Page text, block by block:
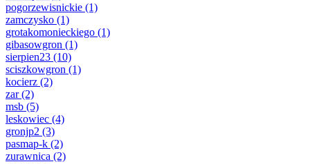
pogorzewisnickie (1)
zamczysko (1)
grotakomonieckiego (1)
gibasowgron (1)
sierpien23 (10)
sciszkowgron (1)
kocierz (2)
zar(2)
msb (5)
leskowiec (4)
gronjp2 (3)
pasmap-k (2)
zurawnica (2)